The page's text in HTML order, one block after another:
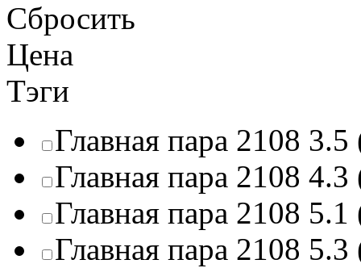
Сбросить
Цена
Тэги
Главная пара 2108 3.5
Главная пара 2108 4.3
Главная пара 2108 5.1
Главная пара 2108 5.3